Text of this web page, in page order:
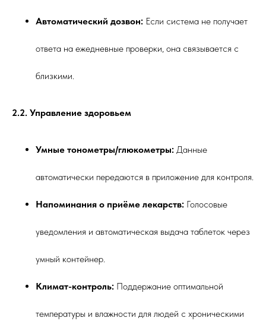
Автоматический дозвон: Если система не получает
ответа на ежедневные проверки, она связывается с
близкими.
2.2. Управление здоровьем
Умные тонометры/глюкометры: Данные
автоматически передаются в приложение для контроля.
Напоминания о приёме лекарств: Голосовые
уведомления и автоматическая выдача таблеток через
умный контейнер.
Климат-контроль: Поддержание оптимальной
температуры и влажности для людей с хроническими